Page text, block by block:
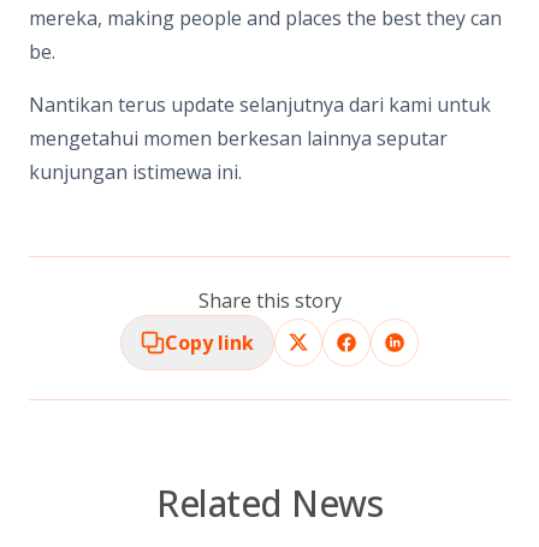
mereka, making people and places the best they can
be.
Nantikan terus update selanjutnya dari kami untuk
mengetahui momen berkesan lainnya seputar
kunjungan istimewa ini.
Share this story
Copy link
Related News